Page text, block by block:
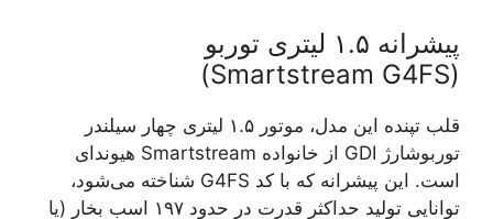
پیشرانه ۱.۵ لیتری توربو
(Smartstream G4FS)
قلب تپنده این مدل، موتور ۱.۵ لیتری چهار سیلندر
توربوشارژ GDI از خانواده Smartstream هیوندای
است. این پیشرانه که با کد G4FS شناخته می‌شود،
توانایی تولید حداکثر قدرت در حدود ۱۹۷ اسب بخار (یا